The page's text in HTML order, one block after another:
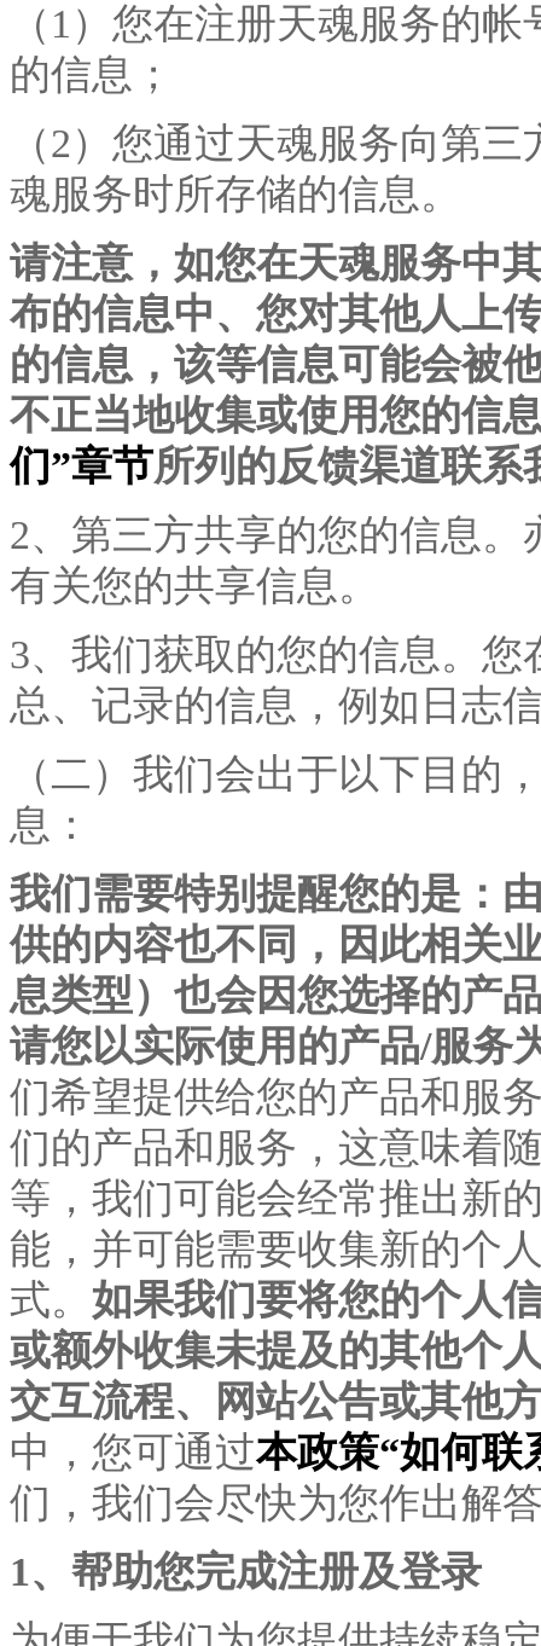
（ 1）您在注册天魂服务的
的信息；
（2）您通过天魂服务向第
魂服务时所存储的信息。
请注意，如您在天魂服务中
布的信息中、您对其他人上
的信息，该等信息可能会被
不正当地收集或使用您的信
们”章节所列的反馈渠道联系
2、第三方共享的您的信息
有关您的共享信息。
3、我们获取的您的信息。
总、记录的信息，例如日志
（二）我们会出于以下目的
息：
我们需要特别提醒您的是：
供的内容也不同，因此相关
息类型）也会因您选择的产
请您以实际使用的产品/服务
们希望提供给您的产品和服
们的产品和服务，这意味着
等，我们可能会经常推出新
能，并可能需要收集新的个
式。 如果我们要将您的个人
或额外收集未提及的其他个
交互流程、网站公告或其他
中，您可通过本政策“如何联
们，我们会尽快为您作出解
1、帮助您完成注册及登录